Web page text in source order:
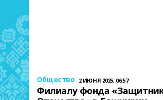
Общество 2 ИЮНЯ 2025, 06:57
Филиалу фонда